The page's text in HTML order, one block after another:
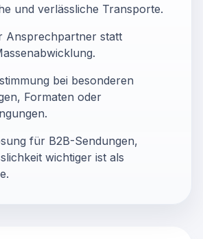
und verlässliche Transporte.
Ansprechpartner statt
bei besonderen
Formaten oder
für B2B-Sendungen,
wichtiger ist als